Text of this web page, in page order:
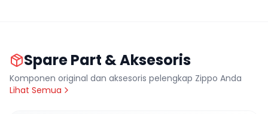
Spare Part & Aksesoris
Komponen original dan aksesoris pelengkap Zippo Anda
Lihat Semua